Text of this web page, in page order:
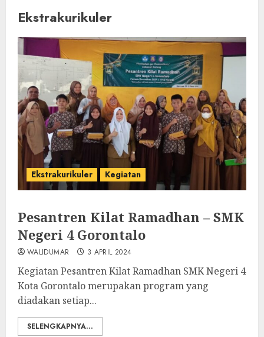
Ekstrakurikuler
Ekstrakurikuler Kegiatan
Pesantren Kilat Ramadhan – SMK
Negeri 4 Gorontalo
WALIDUMAR 3 APRIL 2024
Kegiatan Pesantren Kilat Ramadhan SMK Negeri 4
Kota Gorontalo merupakan program yang
diadakan setiap...
SELENGKAPNYA...